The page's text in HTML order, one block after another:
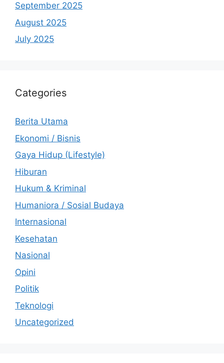
September 2025
August 2025
July 2025
Categories
Berita Utama
Ekonomi / Bisnis
Gaya Hidup (Lifestyle)
Hiburan
Hukum & Kriminal
Humaniora / Sosial Budaya
Internasional
Kesehatan
Nasional
Opini
Politik
Teknologi
Uncategorized